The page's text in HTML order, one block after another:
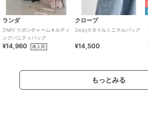
ランダ
2WAY リボンチャームキルティ
ングバニティバッグ
¥14,960 再入荷
クローブ
2wayスタイルミニマルバッグ
¥14,500
もっとみる